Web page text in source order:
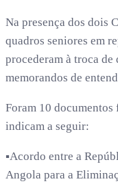
Na presença dos dois
quadros seniores em
procederam à troca
memorandos de
Foram 10
indicam a seguir:
▪️Acordo entre a
Angola para a